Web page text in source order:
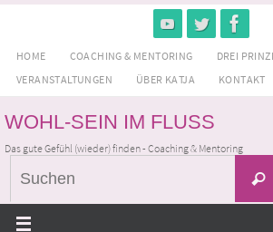
springen
HOME COACHING & MENTORING
DREI
VERANSTALTUNGEN
ÜBER KATJA KONTAKT
WOHL-SEIN IM FLUSS
Das gute Gefühl (wieder) finden - Coaching & Mentoring